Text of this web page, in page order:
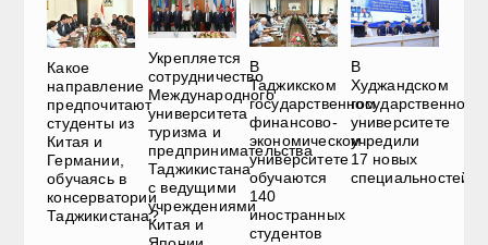
Какое
направление
предпочитают
студенты из
Китая и
Германии,
обучаясь в
консерватории
Таджикистана?
Укрепляется
сотрудничество
Международного
университета
туризма и
предпринимательства
Таджикистана
с ведущими
учреждениями
Китая и
В
Таджикском
государственном
финансово-
экономическом
университете
обучаются
140
иностранных
студентов
В
Худжандском
государственном
университете
учредили
17 новых
специальностей